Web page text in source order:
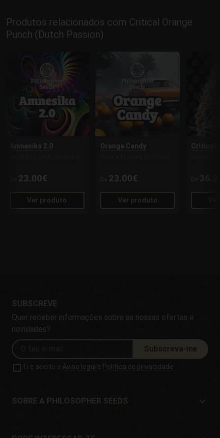
Produtos relacionados com Critical Orange
Punch (Dutch Passion)
Amnesika 2.0
23.00€
Ver produto
Orange Candy
De 23.00€
Ver produto
Critical
De
SUBSCREVE
Quer receber informações sobre as nossas ofertas e
novidades?
Subscreva-me
Li e aceito o Aviso legal e Política de privacidade
SOBRE A PHILOSOPHER SEEDS
Localização e Contacto